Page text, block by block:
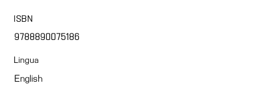
Cerruti
Cosmo
Digitale
Visita
ISBN
9788890075186
Lingua
English